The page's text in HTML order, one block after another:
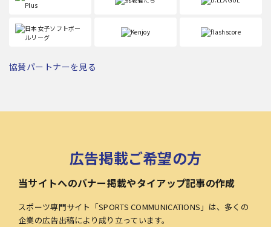
協賛パートナーを見る
広告掲載ご希望の方
当サイトへのバナー掲載やタイアップ記事の作成
スポーツ専門サイト「SPORTS COMMUNICATIONS」は、多くの
企業の広告出稿により成り立っています。